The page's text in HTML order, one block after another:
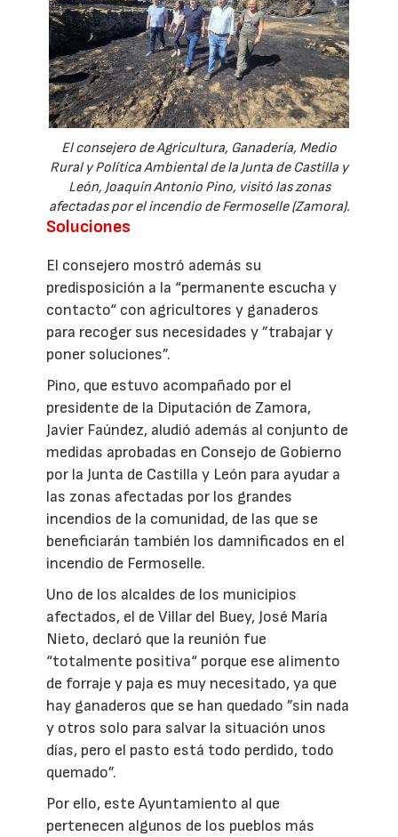
El consejero de Agricultura, Ganadería, Medio
Rural y Política Ambiental de la Junta de Castilla y
León, Joaquín Antonio Pino, visitó las zonas
afectadas por el incendio de Fermoselle (Zamora).
Soluciones
El consejero mostró además su
predisposición a la “permanente escucha y
contacto“ con agricultores y ganaderos
para recoger sus necesidades y ”trabajar y
poner soluciones”.
Pino, que estuvo acompañado por el
presidente de la Diputación de Zamora,
Javier Faúndez, aludió además al conjunto de
medidas aprobadas en Consejo de Gobierno
por la Junta de Castilla y León para ayudar a
las zonas afectadas por los grandes
incendios de la comunidad, de las que se
beneficiarán también los damnificados en el
incendio de Fermoselle.
Uno de los alcaldes de los municipios
afectados, el de Villar del Buey, José María
Nieto, declaró que la reunión fue
“totalmente positiva“ porque ese alimento
de forraje y paja es muy necesitado, ya que
hay ganaderos que se han quedado ”sin nada
y otros solo para salvar la situación unos
días, pero el pasto está todo perdido, todo
quemado”.
Por ello, este Ayuntamiento al que
pertenecen algunos de los pueblos más